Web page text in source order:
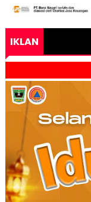
IKLAN